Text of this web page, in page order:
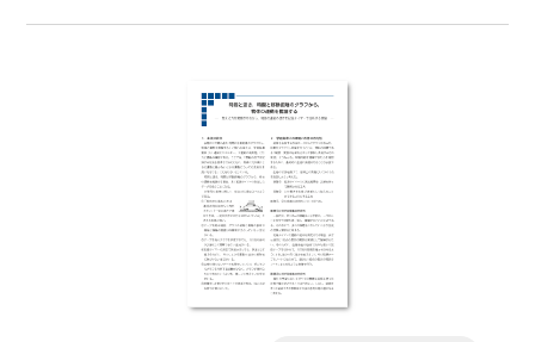
向けることが大切である。比例の式のどこ
見たから，比例とは異なった変わり方にな
ったこと。そして，変わり方の様子を表に
表し，明らかに異なっていることに気付か